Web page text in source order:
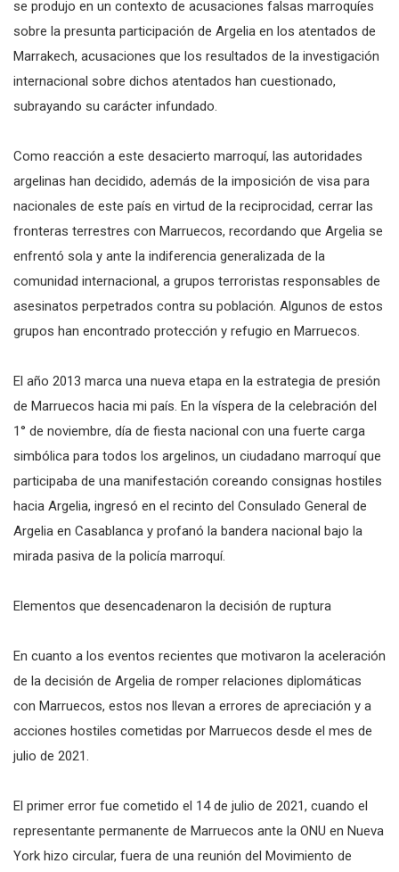
se produjo en un contexto de acusaciones falsas marroquíes
sobre la presunta participación de Argelia en los atentados de
Marrakech, acusaciones que los resultados de la investigación
internacional sobre dichos atentados han cuestionado,
subrayando su carácter infundado.
Como reacción a este desacierto marroquí, las autoridades
argelinas han decidido, además de la imposición de visa para
nacionales de este país en virtud de la reciprocidad, cerrar las
fronteras terrestres con Marruecos, recordando que Argelia se
enfrentó sola y ante la indiferencia generalizada de la
comunidad internacional, a grupos terroristas responsables de
asesinatos perpetrados contra su población. Algunos de estos
grupos han encontrado protección y refugio en Marruecos.
El año 2013 marca una nueva etapa en la estrategia de presión
de Marruecos hacia mi país. En la víspera de la celebración del
1° de noviembre, día de fiesta nacional con una fuerte carga
simbólica para todos los argelinos, un ciudadano marroquí que
participaba de una manifestación coreando consignas hostiles
hacia Argelia, ingresó en el recinto del Consulado General de
Argelia en Casablanca y profanó la bandera nacional bajo la
mirada pasiva de la policía marroquí.
Elementos que desencadenaron la decisión de ruptura
En cuanto a los eventos recientes que motivaron la aceleración
de la decisión de Argelia de romper relaciones diplomáticas
con Marruecos, estos nos llevan a errores de apreciación y a
acciones hostiles cometidas por Marruecos desde el mes de
julio de 2021.
El primer error fue cometido el 14 de julio de 2021, cuando el
representante permanente de Marruecos ante la ONU en Nueva
York hizo circular, fuera de una reunión del Movimiento de